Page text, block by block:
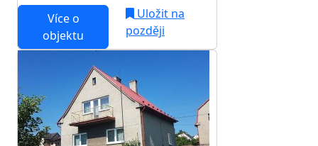
Více o
objektu
Uložit na
později